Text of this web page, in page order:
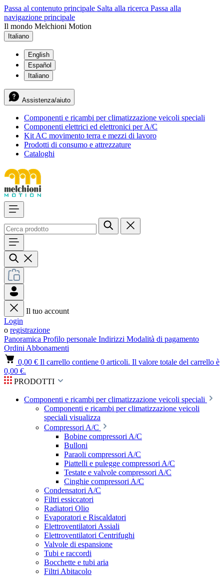
Passa al contenuto principale Salta alla ricerca Passa alla
navigazione principale
Il mondo Melchioni Motion
Italiano
English
Español
Italiano
Assistenza/aiuto
Componenti e ricambi per climatizzazione veicoli speciali
Componenti elettrici ed elettronici per A/C
Kit AC movimento terra e mezzi di lavoro
Prodotti di consumo e attrezzature
Cataloghi
Il tuo account
Login
o registrazione
Panoramica Profilo personale Indirizzi Modalità di pagamento
Ordini Abbonamenti
0,00 € Il carrello contiene 0 articoli. Il valore totale del carrello è
0,00 €.
PRODOTTI
Componenti e ricambi per climatizzazione veicoli speciali
Componenti e ricambi per climatizzazione veicoli
speciali visualizza
Compressori A/C
Bobine compressori A/C
Bulloni
Paraoli compressori A/C
Piattelli e pulegge compressori A/C
Testate e valvole compressori A/C
Cinghie compressori A/C
Condensatori A/C
Filtri essiccatori
Radiatori Olio
Evaporatori e Riscaldatori
Elettroventilatori Assiali
Elettroventilatori Centrifughi
Valvole di espansione
Tubi e raccordi
Bocchette e tubi aria
Filtri Abitacolo